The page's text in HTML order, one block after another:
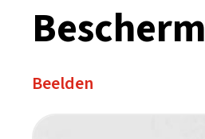
Beelden